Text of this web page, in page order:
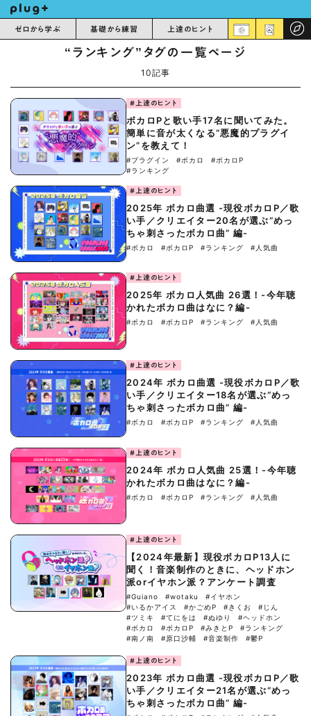
ゼロから学ぶ 基礎から練習 上達のヒント
“ランキング”タグの一覧ページ
10記事
#上達のヒント
ボカロPと歌い手17名に聞いてみた。
簡単に音が太くなる“悪魔的プラグイ
ン”を教えて！
#プラグイン #ボカロ
#ボカロP
#ランキング
#上達のヒント
2025年 ボカロ曲選 -現役ボカロP／歌
い手／クリエイター20名が選ぶ“めっ
ちゃ刺さったボカロ曲” 編-
#ボカロ #ボカロP #ランキング #人気曲
#上達のヒント
2025年 ボカロ人気曲 26選！-今年聴
かれたボカロ曲はなに？編-
#ボカロ #ボカロP #ランキング #人気曲
#上達のヒント
2024年 ボカロ曲選 -現役ボカロP／歌
い手／クリエイター18名が選ぶ“めっ
ちゃ刺さったボカロ曲” 編-
#ボカロ #ボカロP #ランキング #人気曲
#上達のヒント
2024年 ボカロ人気曲 25選！-今年聴
かれたボカロ曲はなに？編-
#ボカロ #ボカロP #ランキング #人気曲
#上達のヒント
【2024年最新】現役ボカロP13人に
聞く！音楽制作のときに、ヘッドホン
派orイヤホン派？アンケート調査
#Guiano #wotaku
#イヤホン
#いるかアイス
#かごめP #きくお
#じん
#ツミキ
#てにをは #ぬゆり
#ヘッドホン
#ボカロ
#ボカロP #みきとP
#ランキング
#南ノ南
#原口沙輔 #音楽制作 #鬱P
#上達のヒント
2023年 ボカロ曲選 -現役ボカロP／歌
い手／クリエイター21名が選ぶ“めっ
ちゃ刺さったボカロ曲” 編-